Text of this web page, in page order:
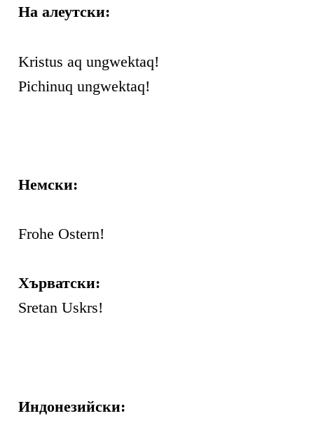
На алеутски:
Kristus aq ungwektaq!
Pichinuq ungwektaq!
Немски:
Frohe Ostern!
Хърватски:
Sretan Uskrs!
Индонезийски: